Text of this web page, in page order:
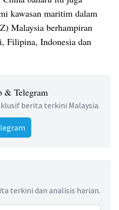
kawasan maritim dalam
Malaysia berhampiran
Filipina, Indonesia dan
& Telegram
berita terkini Malaysia.
terkini dan analisis harian.